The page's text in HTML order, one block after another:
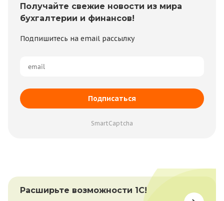
Получайте свежие новости из мира
бухгалтерии и финансов!
Подпишитесь на email рассылку
Подписаться
SmartCaptcha
Расширьте возможности 1С!